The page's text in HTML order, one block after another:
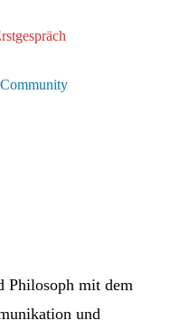
Philosoph mit dem
und